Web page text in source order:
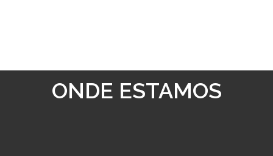
ONDE ESTAMOS